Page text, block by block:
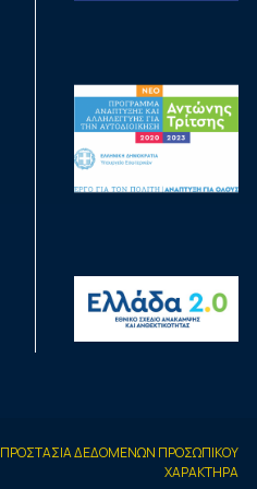
ΠΡΟΣΤΑΣΙΑ ΔΕΔΟΜΕΝΩΝ ΠΡΟΣΩΠΙΚΟΥ
ΧΑΡΑΚΤΗΡΑ